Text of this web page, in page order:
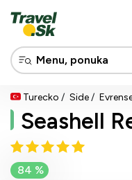
Turecko Side
Seashell
84 %